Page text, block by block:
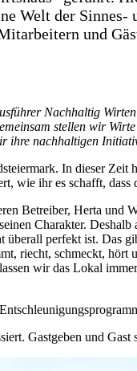
Welt der Sinnes-
und
Nachhaltig
stellen wir
ihre nachhaltigen
In dieser
wie ihr es schafft,
Betreiber, Herta und
Charakter.
überall perfekt ist.
riecht, schmeckt,
wir das Lokal
Gastgeben und